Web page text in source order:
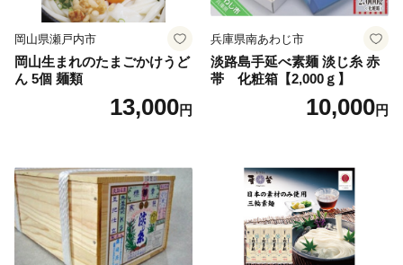
岡山県瀬戸内市
岡山生まれのたまごかけうど
ん 5個 麺類
13,000円
兵庫県南あわじ市
淡路島手延べ素麺 淡じ糸 赤
帯 化粧箱【2,000ｇ】
10,000円